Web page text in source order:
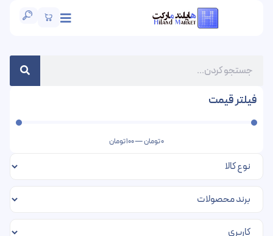
فیلتر قیمت
تومان—
100تومان